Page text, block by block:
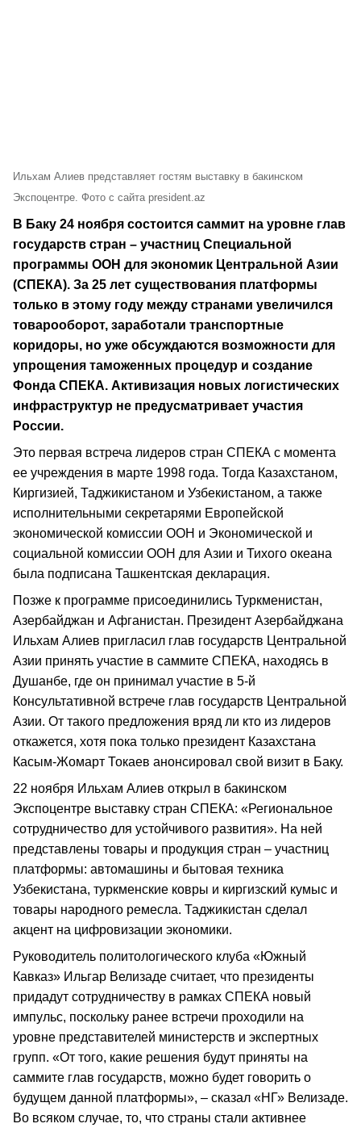
Ильхам Алиев представляет гостям выставку в бакинском
Экспоцентре. Фото с сайта president.az
В Баку 24 ноября состоится саммит на уровне глав
государств стран – участниц Специальной
программы ООН для экономик Центральной Азии
(СПЕКА). За 25 лет существования платформы
только в этому году между странами увеличился
товарооборот, заработали транспортные
коридоры, но уже обсуждаются возможности для
упрощения таможенных процедур и создание
Фонда СПЕКА. Активизация новых логистических
инфраструктур не предусматривает участия
России.
Это первая встреча лидеров стран СПЕКА с момента
ее учреждения в марте 1998 года. Тогда Казахстаном,
Киргизией, Таджикистаном и Узбекистаном, а также
исполнительными секретарями Европейской
экономической комиссии ООН и Экономической и
социальной комиссии ООН для Азии и Тихого океана
была подписана Ташкентская декларация.
Позже к программе присоединились Туркменистан,
Азербайджан и Афганистан. Президент Азербайджана
Ильхам Алиев пригласил глав государств Центральной
Азии принять участие в саммите СПЕКА, находясь в
Душанбе, где он принимал участие в 5-й
Консультативной встрече глав государств Центральной
Азии. От такого предложения вряд ли кто из лидеров
откажется, хотя пока только президент Казахстана
Касым-Жомарт Токаев анонсировал свой визит в Баку.
22 ноября Ильхам Алиев открыл в бакинском
Экспоцентре выставку стран СПЕКА: «Региональное
сотрудничество для устойчивого развития». На ней
представлены товары и продукция стран – участниц
платформы: автомашины и бытовая техника
Узбекистана, туркменские ковры и киргизский кумыс и
товары народного ремесла. Таджикистан сделал
акцент на цифровизации экономики.
Руководитель политологического клуба «Южный
Кавказ» Ильгар Велизаде считает, что президенты
придадут сотрудничеству в рамках СПЕКА новый
импульс, поскольку ранее встречи проходили на
уровне представителей министерств и экспертных
групп. «От того, какие решения будут приняты на
саммите глав государств, можно будет говорить о
будущем данной платформы», – сказал «НГ» Велизаде.
Во всяком случае, то, что страны стали активнее